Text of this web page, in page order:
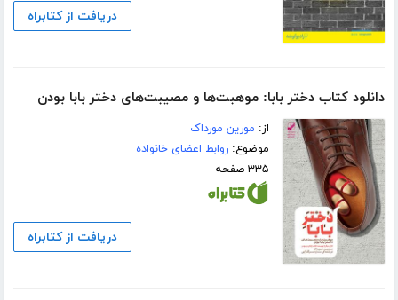
دریافت از کتابراه
دانلود کتاب دختر بابا: موهبت‌ها و مصیبت‌های دختر بابا بودن
از: مورین مورداک
موضوع:روابط اعضای خانواده
۳۳۵ صفحه
دریافت از کتابراه